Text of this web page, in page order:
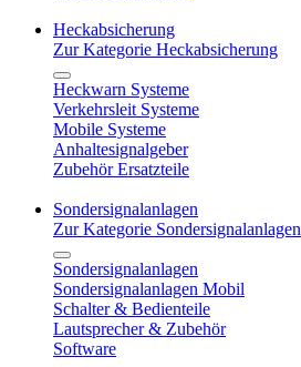
Heckabsicherung
Zur Kategorie Heckabsicherung
Heckwarn Systeme
Verkehrsleit Systeme
Mobile Systeme
Anhaltesignalgeber
Zubehör Ersatzteile
Sondersignalanlagen
Zur Kategorie Sondersignalanlagen
Sondersignalanlagen
Sondersignalanlagen Mobil
Schalter & Bedienteile
Lautsprecher & Zubehör
Software